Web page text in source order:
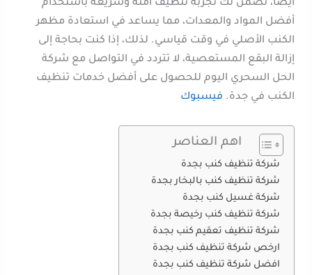
أيضا، نضمن لك تجربة تنظيف آمنة وسريعة باستخدام
أفضل المواد والمعدات، مما يساعد في استعادة مظهر
الكنب الأصلي في وقت قياسي. لذلك، إذا كنت بحاجة إلى
إزالة البقع المستعصية، لا تتردد في التواصل مع شركة
الحل السحري اليوم للحصول على أفضل خدمات تنظيف
الكنب في جدة. فيسبوك
اهم العناصر
شركة تنظيف كنب بجدة
شركة تنظيف كنب بالبخار بجدة
شركة غسيل كنب بجدة
شركة تنظيف كنب رخيصة بجدة
شركة تنظيف تعقيم كنب بجدة
ارخص شركة تنظيف كنب بجدة
افضل شركة تنظيف كنب بجدة